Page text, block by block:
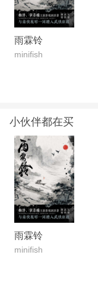
雨霖铃
minifish
小伙伴都在买
雨霖铃
minifish